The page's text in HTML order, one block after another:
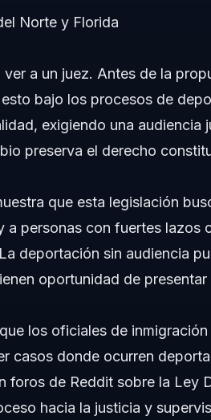
los inmigrantes en Smithfield, NC y
Norte y Florida
a un juez. Antes de la
bajo los procesos de
exigiendo una audiencia
preserva el derecho
que esta legislación
a personas con fuertes lazos
deportación sin audiencia
oportunidad de
los oficiales de
casos donde ocurren
foros de Reddit sobre la Ley
hacia la justicia y